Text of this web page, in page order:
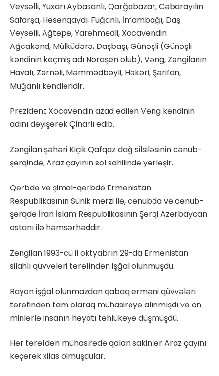
Veysəlli, Yuxarı Aybasanlı, Qarğabazar, Cəbarayılın
Safarşa, Həsənqaydı, Fuğanlı, İmambağı, Daş
Veysəlli, Ağtəpə, Yarəhmədli, Xocavəndin
Ağcakənd, Mülküdərə, Daşbaşı, Günəşli (Günəşli
kəndinin keçmiş adı Noraşen olub), Vəng, Zəngilanın
Havalı, Zərnəli, Məmmədbəyli, Həkəri, Şərifan,
Muğanlı kəndləridir.
Prezident Xocavəndin azad edilən Vəng kəndinin
adını dəyişərək Çinarlı edib.
Zəngilan şəhəri Kiçik Qafqaz dağ silsiləsinin cənub-
şərqində, Araz çayının sol sahilində yerləşir.
Qərbdə və şimal-qərbdə Ermənistan
Respublikasının Sünik mərzi ilə, cənubda və cənub-
şərqdə İran İslam Respublikasının Şərqi Azərbaycan
ostanı ilə həmsərhəddir.
Zəngilan 1993-cü il oktyabrın 29-da Ermənistan
silahlı qüvvələri tərəfindən işğal olunmuşdu.
Rayon işğal olunmazdan qabaq erməni qüvvələri
tərəfindən tam olaraq mühasirəyə alınmışdı və on
minlərlə insanın həyatı təhlükəyə düşmüşdü.
Hər tərəfdən mühasirədə qalan sakinlər Araz çayını
keçərək xilas olmuşdular.